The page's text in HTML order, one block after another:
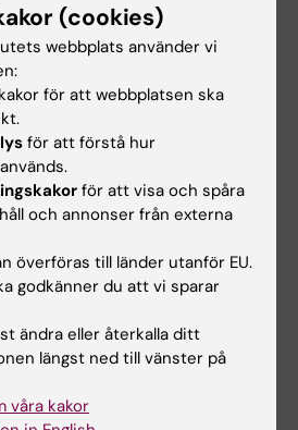
för när hen går in
från toaletten enligt
tentamensvakt.
ha sin legitimation
av examinationsunderlaget
göra en
identifiera sig med giltig
inte kan uppvisa giltig
ska tentamensvakten ta
(cookies)
webbplats använder vi
kakor för att webbplatsen ska
för att förstå hur
för att visa och spåra
och annonser från externa
överföras till länder utanför EU.
godkänner du att vi sparar
ändra eller återkalla ditt
längst ned till vänster på
våra kakor